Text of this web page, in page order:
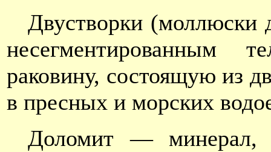
Двустворки
несегментированным
раковину, состоящую из
в пресных и морских
Доломит — минерал,